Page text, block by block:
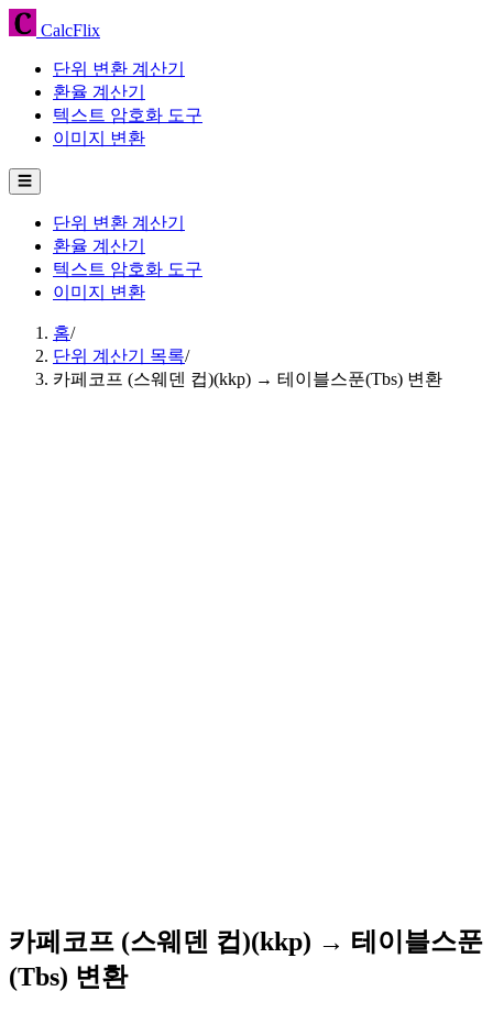
CalcFlix
단위 변환 계산기
환율 계산기
텍스트 암호화 도구
이미지 변환
☰
단위 변환 계산기
환율 계산기
텍스트 암호화 도구
이미지 변환
홈/
단위 계산기 목록/
카페코프 (스웨덴 컵)(kkp) → 테이블스푼(Tbs) 변환
카페코프 (스웨덴 컵)(kkp) → 테이블스푼
(Tbs) 변환